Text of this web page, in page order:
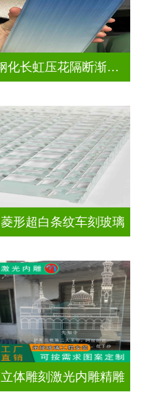
钢化长虹压花隔断渐变隔断装饰玻璃
菱形超白条纹车刻玻璃
立体雕刻激光内雕精雕